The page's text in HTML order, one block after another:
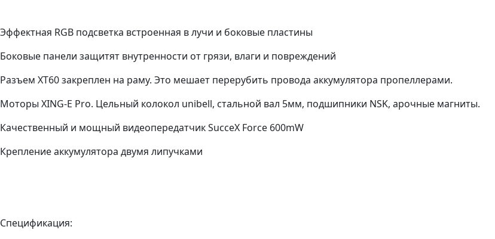
Эффектная RGB подсветка встроенная в лучи и боковые пластины
Боковые панели защитят внутренности от грязи, влаги и повреждений
Разъем XT60 закреплен на раму. Это мешает перерубить провода аккумулятора пропеллерами.
Моторы XING-E Pro. Цельный колокол unibell, стальной вал 5мм, подшипники NSK, арочные магниты.
Качественный и мощный видеопередатчик SucceX Force 600mW
Крепление аккумулятора двумя липучками
Спецификация: